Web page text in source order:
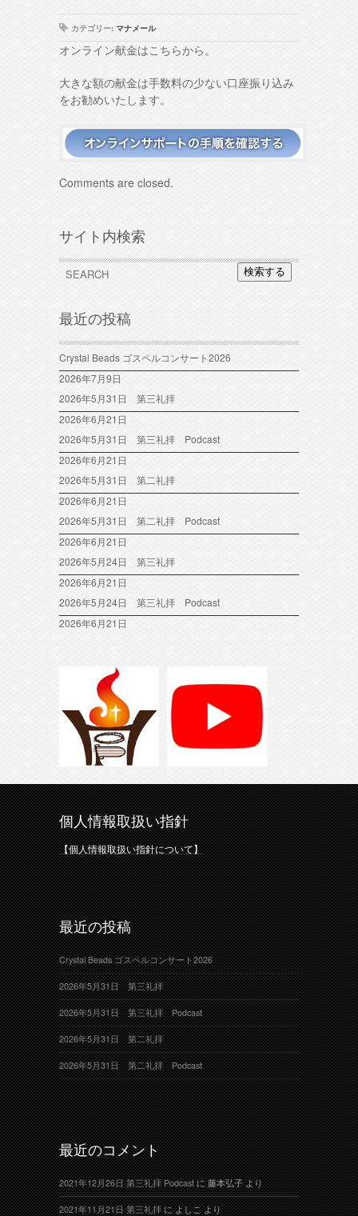
カテゴリー: マナメール
オンライン献金はこちらから。
大きな額の献金は手数料の少ない口座振り込み
をお勧めいたします。
Comments are closed.
サイト内検索
検索する
最近の投稿
Crystal Beads ゴスペルコンサート2026
2026年7月9日
2026年5月31日 第三礼拝
2026年6月21日
2026年5月31日 第三礼拝 Podcast
2026年6月21日
2026年5月31日 第二礼拝
2026年6月21日
2026年5月31日 第二礼拝 Podcast
2026年6月21日
2026年5月24日 第三礼拝
2026年6月21日
2026年5月24日 第三礼拝 Podcast
2026年6月21日
個人情報取扱い指針
【個人情報取扱い指針について】
最近の投稿
Crystal Beads ゴスペルコンサート2026
2026年5月31日 第三礼拝
2026年5月31日 第三礼拝 Podcast
2026年5月31日 第二礼拝
2026年5月31日 第二礼拝 Podcast
最近のコメント
2021年12月26日 第三礼拝 Podcastに藤本弘子より
2021年11月21日 第三礼拝によしこより